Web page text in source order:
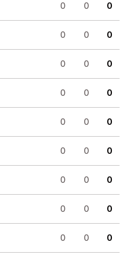
0 0 0
0 0 0
0 0 0
0 0 0
0 0 0
0 0 0
0 0 0
0 0 0
0 0 0